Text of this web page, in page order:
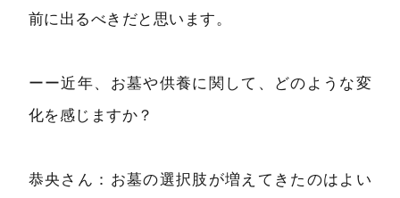
前に出るべきだと思います。
ーー近年、お墓や供養に関して、どのような変
化を感じますか？
恭央さん：お墓の選択肢が増えてきたのはよい